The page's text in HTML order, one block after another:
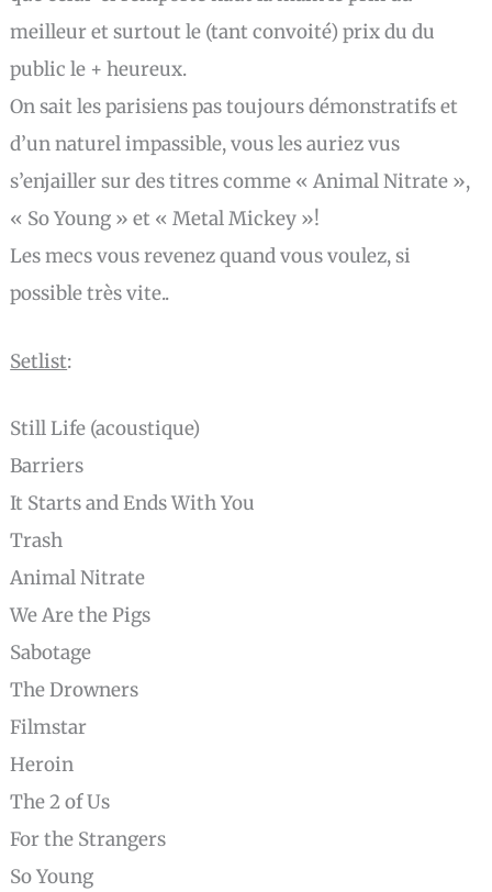
meilleur et surtout le (tant convoité) prix du du
public le + heureux.
On sait les parisiens pas toujours démonstratifs et
d’un naturel impassible, vous les auriez vus
s’enjailler sur des titres comme « Animal Nitrate »,
« So Young » et « Metal Mickey »!
Les mecs vous revenez quand vous voulez, si
possible très vite..
Setlist:
Still Life (acoustique)
Barriers
It Starts and Ends With You
Trash
Animal Nitrate
We Are the Pigs
Sabotage
The Drowners
Filmstar
Heroin
The 2 of Us
For the Strangers
So Young